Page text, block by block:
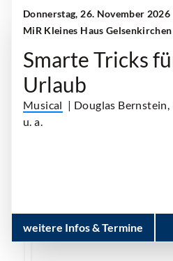
Donnerstag, 26. November
MiR Kleines Haus Gelsenkirchen
Smarte Tricks
Urlaub
Musical | Douglas Bernstein,
u. a.
weitere Infos & Termine